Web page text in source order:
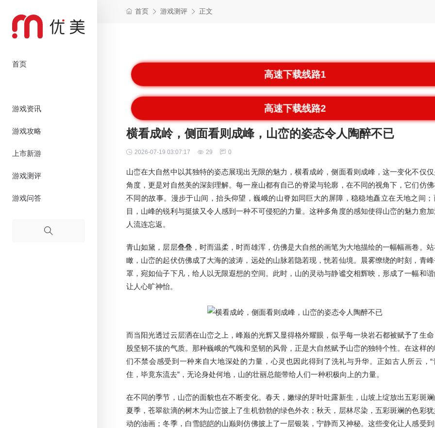
首页
游戏资讯
游戏攻略
上市新游
游戏测评
游戏问答
首页 游戏测评 正文
高速下载线路1
高速下载线路2
横看成岭，侧面看则成峰，山峦的姿态令人陶醉不已
2026-07-19 03:07:17 29 0
山峦在大自然中以其独特的姿态展现出无限的魅力，横看成岭，侧面看则成峰，这一变化不仅
角度，更是对自然美的深刻理解。每一座山都有自己的脊梁与轮廓，在不同的视角下，它们仿
不同的故事。漫步于山间，抬头仰望，巍峨的山脊如同巨大的屏障，稳稳地矗立在天地之间；
目，山峰的锐利与挺拔又令人感到一种不可侵犯的力量。这种多角度的感知使得山峦的魅力愈
人流连忘返。
青山如黛，层层叠叠，时而温柔，时而雄浑，仿佛是大自然的画笔为大地描绘的一幅幅画卷。
瞰，山峦的起伏仿佛成了大海的波涛，远处的山脉若隐若现，恍若仙境。晨雾缭绕的时刻，青
罩，宛如仙子下凡，给人以无限遐想的空间。此时，山的灵动与静谧交相辉映，形成了一幅和谐
让人心旷神怡。
而当阳光透过云层洒在山峦之上，峰巅的光辉又显得格外耀眼，似乎每一块岩石都被赋予了生
股坚韧不拔的气质。那种巍峨的气魄和坚韧的风骨，正是大自然赋予山峦的独特个性。在这样的
们不禁会感受到一种来自大地深处的力量，心灵也因此得到了洗礼与升华。正如古人所云，“
住，毕竟东流去”，无论身处何地，山的壮丽总能带给人们一种积极向上的力量。
在不同的季节，山峦的面貌也在不断变化。春天，嫩绿的芽叶吐露新生，山坡上绽放出五彩斑斓
夏季，苍翠欲滴的树木为山峦披上了生机勃勃的绿色外衣；秋天，层林尽染，五彩斑斓的色彩
动的油画；冬季，白雪皑皑的山巅则仿佛披上了一层银装，宁静而又神秘。这些变化让人感受